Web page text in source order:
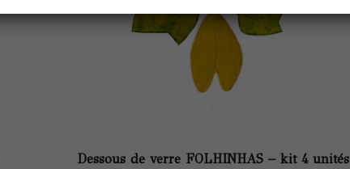
Dessous de verre FOLHINHAS – kit 4 unités
empty.